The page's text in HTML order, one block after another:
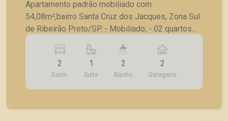
Preto/SP.
Apartamento padrão mobiliado com
54,08m²,bairro Santa Cruz dos Jacques, Zona Sul
de Ribeirão Preto/SP. - Mobiliado; - 02 quartos
climatizados e com armários, sendo 01 suíte; -
Banheiro social; - Sala climatizada para 02
ambientes; - Varanda gourmet; - Cozinha
planejada; - Lavanderia; - 02 vagas de garagem
cobertas. A Piramid tem como objetivo atender
2
Dorm.
1
Suite
2
Banho
2
Garagens